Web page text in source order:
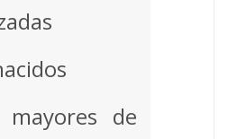
mayores de